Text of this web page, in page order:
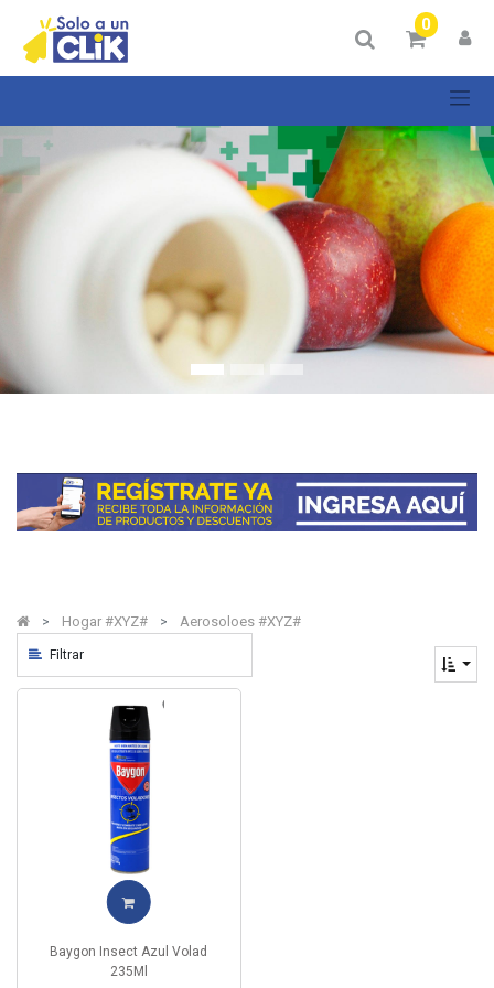
0
Hogar #XYZ# Aerosoloes #XYZ#
Filtrar
Mostrar
Categorías
Mostrar
opciones
Baygon Insect Azul Volad
235Ml